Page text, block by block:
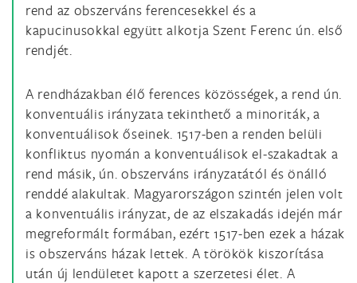
rend az obszerváns ferencesekkel és a
kapucinusokkal együtt alkotja Szent Ferenc ún. első
rendjét.
A rendházakban élő ferences közösségek, a rend ún.
konventuális irányzata tekinthető a minoriták, a
konventuálisok őseinek. 1517-ben a renden belüli
konfliktus nyomán a konventuálisok el-szakadtak a
rend másik, ún. obszerváns irányzatától és önálló
renddé alakultak. Magyarországon szintén jelen volt
a konventuális irányzat, de az elszakadás idején már
megreformált formában, ezért 1517-ben ezek a házak
is obszerváns házak lettek. A törökök kiszorítása
után új lendületet kapott a szerzetesi élet. A